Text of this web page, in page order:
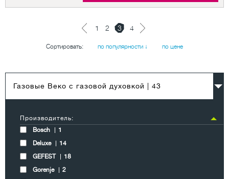
1 2 3 4
Сортировать: по популярности ↓ по цене
Газовые Веко с газовой духовкой | 43
Производитель:
Bosch
1
Deluxe
14
GEFEST
18
Gorenje
2